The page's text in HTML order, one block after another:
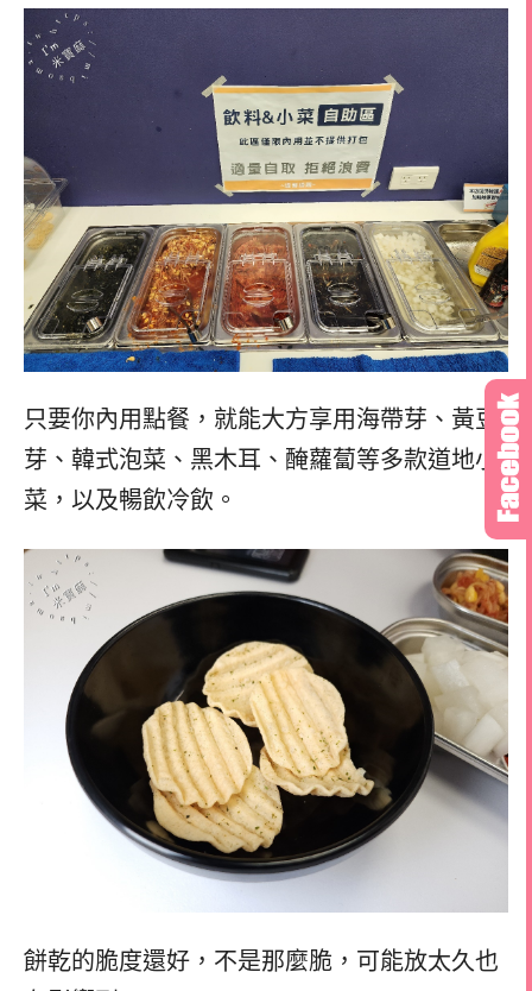
只要你內用點餐，就能大方享用海帶芽、黃豆
芽、韓式泡菜、黑木耳、醃蘿蔔等多款道地小
菜，以及暢飲冷飲。
餅乾的脆度還好，不是那麼脆，可能放太久也